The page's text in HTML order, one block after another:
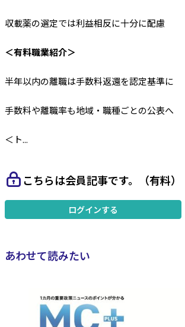
収載薬の選定では利益相反に十分に配慮
＜有料職業紹介＞
半年以内の離職は手数料返還を認定基準に
手数料や離職率も地域・職種ごとの公表へ
＜ト...
こちらは会員記事です。（有料）
ログインする
あわせて読みたい